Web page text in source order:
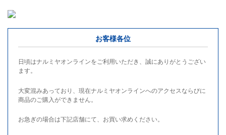
お客様各位
日頃はナルミヤオンラインをご利用いただき、誠にありがとうござい
ます。
大変混みあっており、現在ナルミヤオンラインへのアクセスならびに
商品のご購入ができません。
お急ぎの場合は下記店舗にて、お買い求めください。